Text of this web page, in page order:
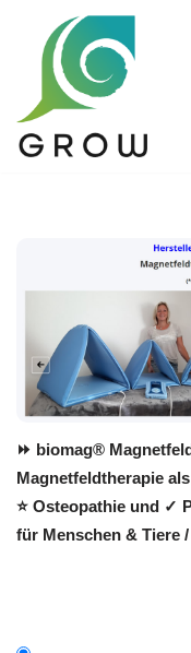
Zum
springen
⏩ biomag®
Magnetfeldtherapie
⭐ Osteopathie und ✓
für Menschen & Tiere